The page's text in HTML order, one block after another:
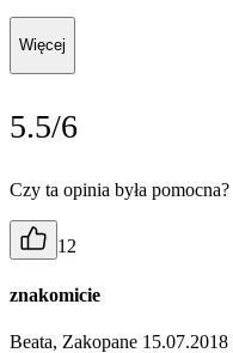
Więcej
5.5/6
Czy ta opinia była pomocna?
12
znakomicie
Beata, Zakopane 15.07.2018